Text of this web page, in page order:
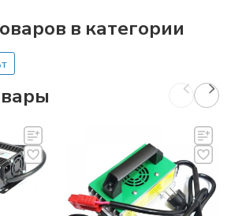
в категории